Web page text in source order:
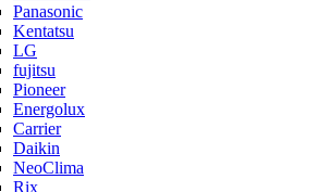
Panasonic
Kentatsu
LG
fujitsu
Pioneer
Energolux
Carrier
Daikin
NeoClima
Rix